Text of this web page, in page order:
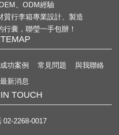
、ODM經驗
質行李箱專業設計、製造
囊，聯瑩一手包辦！
成功案例 常見問題
與我聯絡
最新消息
TOUCH
02-2268-0017